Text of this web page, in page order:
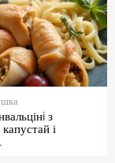
з
і